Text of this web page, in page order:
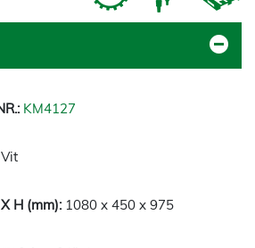
KM4127
Vit
1080 x 450 x 975